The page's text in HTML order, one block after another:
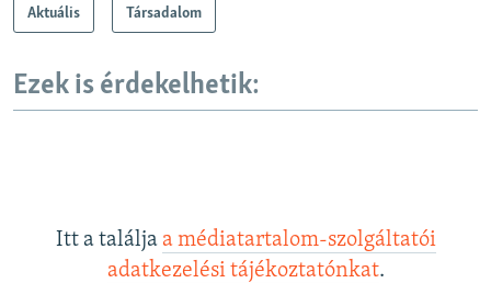
Aktuális Társadalom
Ezek is érdekelhetik:
Itt a találja a médiatartalom-szolgáltatói
adatkezelési tájékoztatónkat.